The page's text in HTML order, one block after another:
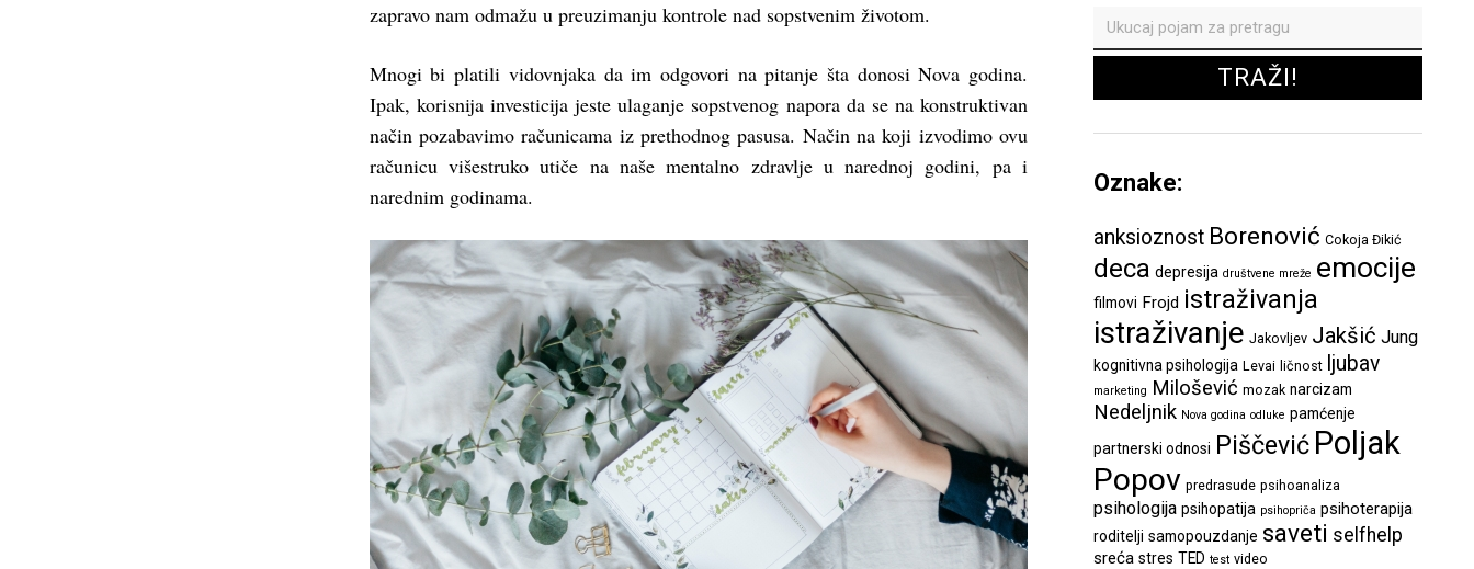
zapravo nam odmažu u preuzimanju kontrole nad sopstvenim životom.
Mnogi bi platili vidovnjaka da im odgovori na pitanje šta donosi Nova godina.
Ipak, korisnija investicija jeste ulaganje sopstvenog napora da se na konstruktivan
način pozabavimo računicama iz prethodnog pasusa. Način na koji izvodimo ovu
računicu višestruko utiče na naše mentalno zdravlje u narednoj godini, pa i
narednim godinama.
Oznake:
anksioznost Borenović Cokoja Đikić
deca depresija društvene mreže emocije
filmovi Frojd istraživanja
istraživanje Jakovljev Jakšić Jung
kognitivna psihologija Levai ličnost ljubav
marketing Milošević mozak narcizam
Nedeljnik Nova godina odluke pamćenje
partnerski odnosi Piščević Poljak
Popov predrasude psihoanaliza
psihologija psihopatija psihopriča psihoterapija
roditelji samopouzdanje saveti selfhelp
sreća stres TED test video